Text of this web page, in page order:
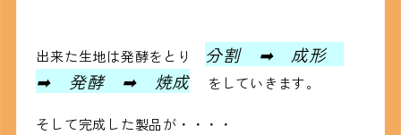
出来た生地は発酵をとり 分割 ➡ 成形
➡ 発酵 ➡ 焼成
をしていきます。
そして完成した製品が・・・・